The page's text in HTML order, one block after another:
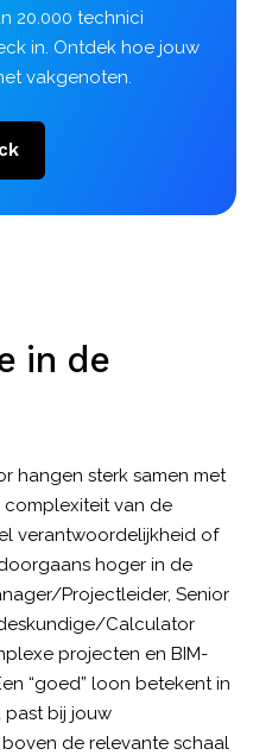
20.000 technici
in. Ontdek hoe jouw
vakgenoten.
in de
hangen sterk samen met
complexiteit van de
verantwoordelijkheid of
hoger in de
Projectleider, Senior
Calculator
projecten en BIM-
“goed” loon betekent in
bij jouw
de relevante schaal